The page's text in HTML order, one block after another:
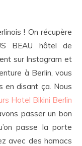
! On récupère
BEAU hôtel de
sur Instagram et
à Berlin, vous
en disant ça. Nous
Hotel Bikini Berlin
passer un bon
passe la porte
avec des hamacs